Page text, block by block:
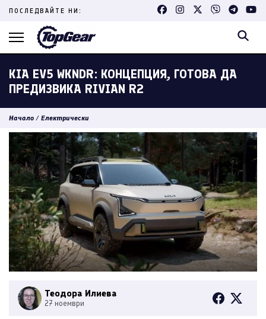
Skip
content
ПОСЛЕДВАЙТЕ НИ:
KIA EV5 WKNDR: КОНЦЕПЦИЯ, ГОТОВА ДА
ПРЕДИЗВИКА RIVIAN R2
Начало / Електрически
Теодора Илиева
27 ноември